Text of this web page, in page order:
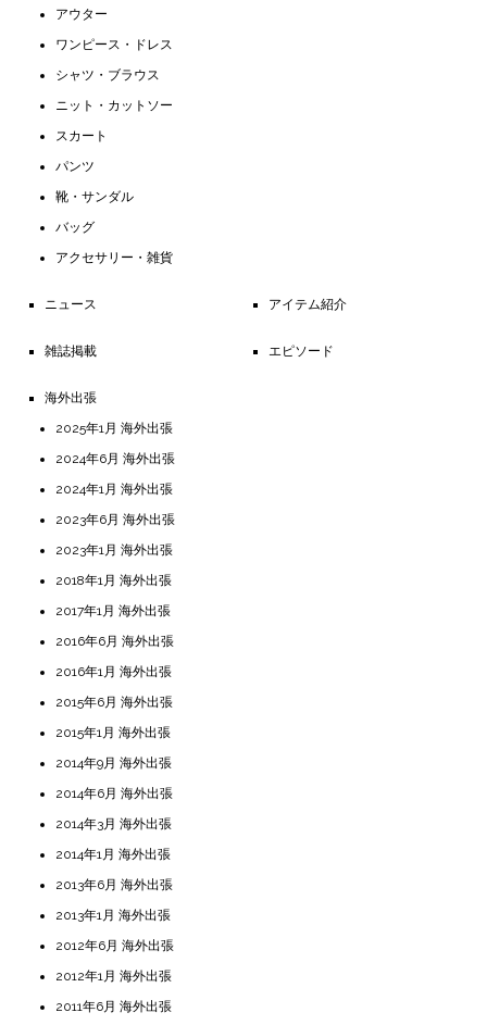
アウター
ワンピース・ドレス
シャツ・ブラウス
ニット・カットソー
スカート
パンツ
靴・サンダル
バッグ
アクセサリー・雑貨
ニュース アイテム紹介
雑誌掲載 エピソード
海外出張
2025年1月 海外出張
2024年6月 海外出張
2024年1月 海外出張
2023年6月 海外出張
2023年1月 海外出張
2018年1月 海外出張
2017年1月 海外出張
2016年6月 海外出張
2016年1月 海外出張
2015年6月 海外出張
2015年1月 海外出張
2014年9月 海外出張
2014年6月 海外出張
2014年3月 海外出張
2014年1月 海外出張
2013年6月 海外出張
2013年1月 海外出張
2012年6月 海外出張
2012年1月 海外出張
2011年6月 海外出張